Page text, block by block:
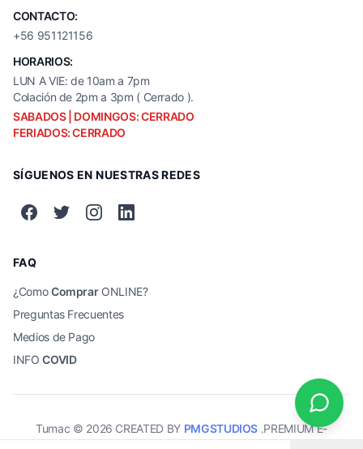
CONTACTO:
+56 951121156
HORARIOS:
LUN A VIE: de 10am a 7pm
Colación de 2pm a 3pm ( Cerrado ).
SABADOS | DOMINGOS: CERRADO
FERIADOS: CERRADO
SÍGUENOS EN NUESTRAS REDES
FAQ
¿ComoComprarONLINE?
Preguntas Frecuentes
Medios de Pago
INFOCOVID
Tumac © 2026 CREATED BY PMGSTUDIOS .PREMIUM E-
COMMERCE SOLUTIONS.